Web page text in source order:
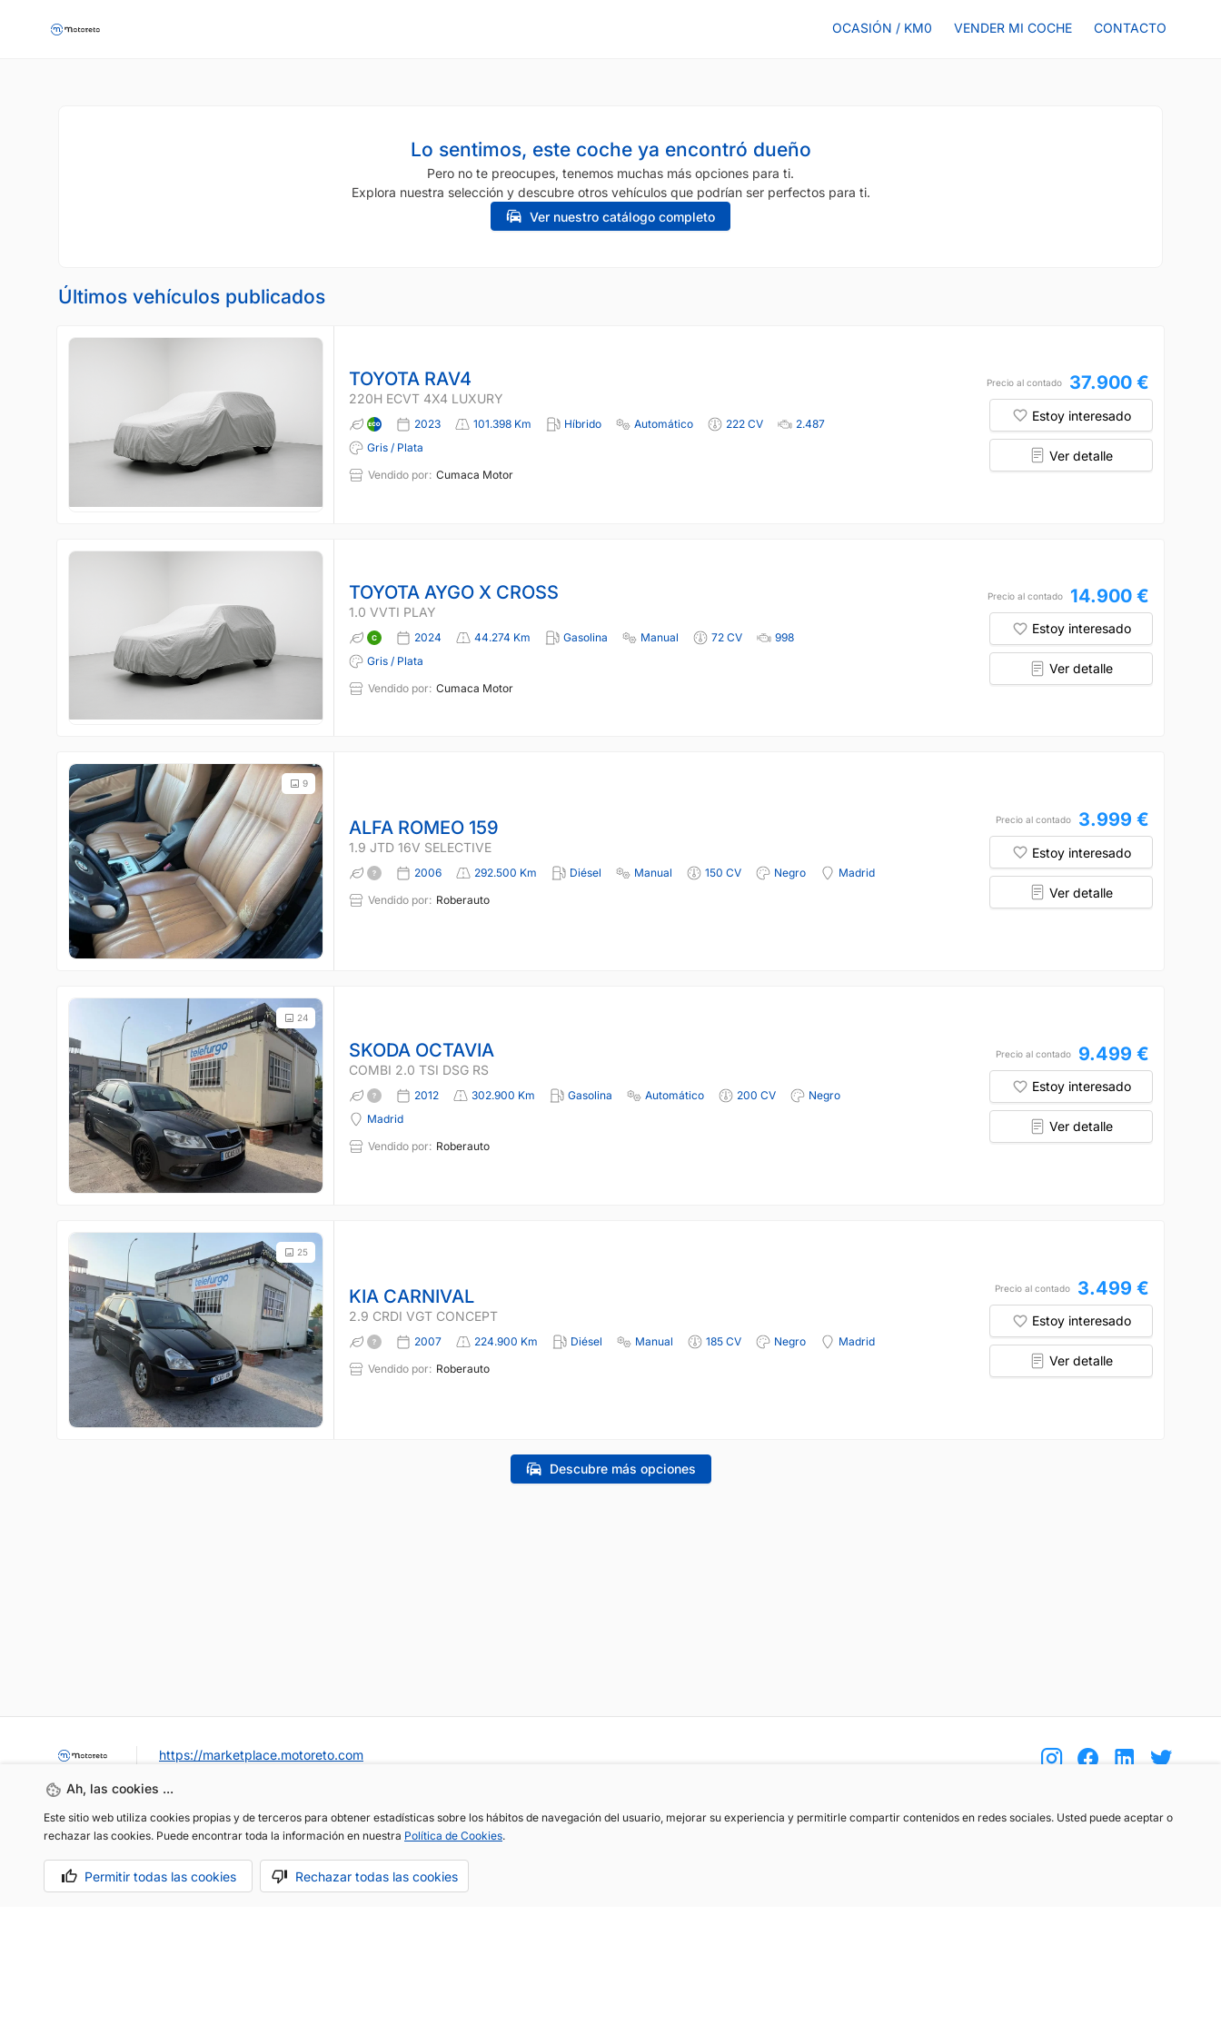
OCASIÓN / KM0 VENDER MI COCHE CONTACTO
Lo sentimos, este coche ya encontró dueño
Pero no te preocupes, tenemos muchas más opciones para ti.
Explora nuestra selección y descubre otros vehículos que podrían ser perfectos para ti.
Ver nuestro catálogo completo
Últimos vehículos publicados
TOYOTA RAV4
220H ECVT 4X4 LUXURY
2023 101.398 Km Híbrido Automático 222 CV
2.487
Gris / Plata
Vendido por: Cumaca Motor
Precio al contado 37.900 €
Estoy interesado
Ver detalle
TOYOTA AYGO X CROSS
1.0 VVTI PLAY
2024 44.274 Km Gasolina Manual 72 CV
998
Gris / Plata
Vendido por: Cumaca Motor
Precio al contado 14.900 €
Estoy interesado
Ver detalle
9
ALFA ROMEO 159
1.9 JTD 16V SELECTIVE
2006 292.500 Km Diésel Manual 150 CV Negro
Madrid
Vendido por: Roberauto
Precio al contado 3.999 €
Estoy interesado
Ver detalle
24
SKODA OCTAVIA
COMBI 2.0 TSI DSG RS
2012 302.900 Km Gasolina Automático 200 CV
Negro
Madrid
Vendido por: Roberauto
Precio al contado 9.499 €
Estoy interesado
Ver detalle
25
KIA CARNIVAL
2.9 CRDI VGT CONCEPT
2007 224.900 Km Diésel Manual 185 CV Negro
Madrid
Vendido por: Roberauto
Precio al contado 3.499 €
Estoy interesado
Ver detalle
Descubre más opciones
Ah, las cookies ...
Este sitio web utiliza cookies propias y de terceros para obtener estadísticas sobre los hábitos de navegación del usuario, mejorar su experiencia y permitirle compartir contenidos en redes sociales. Usted puede aceptar o
rechazar las cookies. Puede encontrar toda la información en nuestra Política de Cookies.
Permitir todas las cookies Rechazar todas las cookies
https://marketplace.motoreto.com